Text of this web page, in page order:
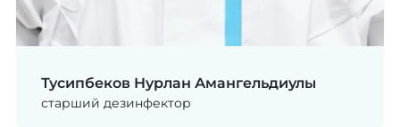
Тусипбеков Нурлан Амангельдиулы
старший дезинфектор